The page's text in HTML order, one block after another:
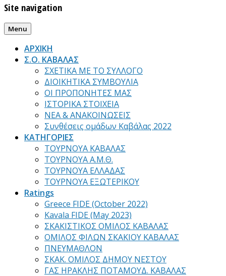
Site navigation
Menu
ΑΡΧΙΚΗ
Σ.Ο. ΚΑΒΑΛΑΣ
ΣΧΕΤΙΚΑ ΜΕ ΤΟ ΣΥΛΛΟΓΟ
ΔΙΟΙΚΗΤΙΚΑ ΣΥΜΒΟΥΛΙΑ
ΟΙ ΠΡΟΠΟΝΗΤΕΣ ΜΑΣ
ΙΣΤΟΡΙΚΑ ΣΤΟΙΧΕΙΑ
ΝΕΑ & ΑΝΑΚΟΙΝΩΣΕΙΣ
Συνθέσεις ομάδων Καβάλας 2022
ΚΑΤΗΓΟΡΙΕΣ
ΤΟΥΡΝΟΥΑ ΚΑΒΑΛΑΣ
ΤΟΥΡΝΟΥΑ Α.Μ.Θ.
ΤΟΥΡΝΟΥΑ ΕΛΛΑΔΑΣ
ΤΟΥΡΝΟΥΑ ΕΞΩΤΕΡΙΚΟΥ
Ratings
Greece FIDE (October 2022)
Kavala FIDE (May 2023)
ΣΚΑΚΙΣΤΙΚΟΣ ΟΜΙΛΟΣ ΚΑΒΑΛΑΣ
ΟΜΙΛΟΣ ΦΙΛΩΝ ΣΚΑΚΙΟΥ ΚΑΒΑΛΑΣ
ΠΝΕΥΜΑΘΛΟΝ
ΣΚΑΚ. ΟΜΙΛΟΣ ΔΗΜΟΥ ΝΕΣΤΟΥ
ΓΑΣ ΗΡΑΚΛΗΣ ΠΟΤΑΜΟΥΔ. ΚΑΒΑΛΑΣ